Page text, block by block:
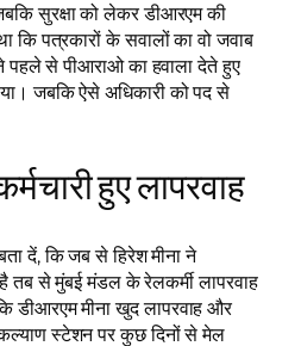
सुरक्षा को लेकर डीआरएम की
कि पत्रकारों के सवालों का वो जवाब
पहले से पीआराओ का हवाला देते हुए
जबकि ऐसे अधिकारी को पद से
हुए लापरवाह
दें, कि जब से हिरेश मीना ने
तब से मुंबई मंडल के रेलकर्मी लापरवाह
डीआरएम मीना खुद लापरवाह और
स्टेशन पर कुछ दिनों से मेल